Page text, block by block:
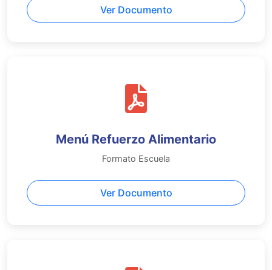
Ver Documento
Menú Refuerzo Alimentario
Formato Escuela
Ver Documento